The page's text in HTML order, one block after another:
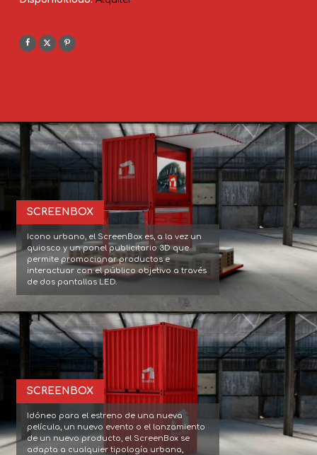
SCREENBOX
Icono urbano, el ScreenBox es, a la vez un
quiosco y un panel publicitario 3D que
permite promocionar productos e
interactuar con el público objetivo a través
de dos pantallas LED.
SCREENBOX
Idóneo para el estreno de una nueva
película, un nuevo evento o el lanzamiento
de un nuevo producto, el ScreenBox se
adapta a cualquier tipología urbana,